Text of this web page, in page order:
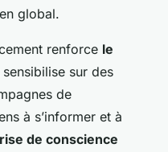
global.
renforce le
sensibilise sur des
de
à s’informer et à
de conscience